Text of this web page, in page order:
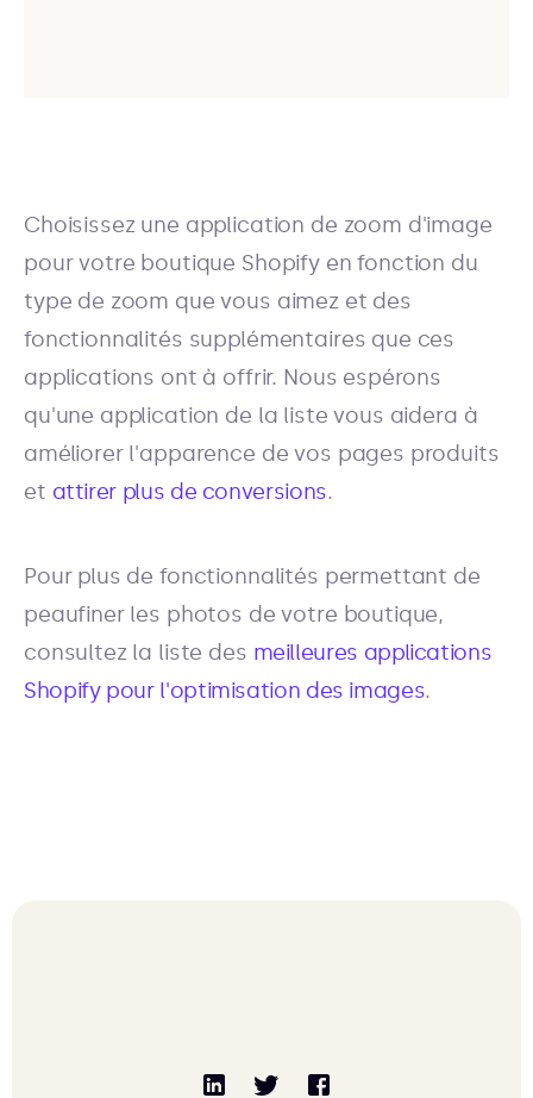
Choisissez une application de zoom d'image
pour votre boutique Shopify en fonction du
type de zoom que vous aimez et des
fonctionnalités supplémentaires que ces
applications ont à offrir. Nous espérons
qu'une application de la liste vous aidera à
améliorer l'apparence de vos pages produits
et attirer plus de conversions.
Pour plus de fonctionnalités permettant de
peaufiner les photos de votre boutique,
consultez la liste des meilleures applications
Shopify pour l'optimisation des images.